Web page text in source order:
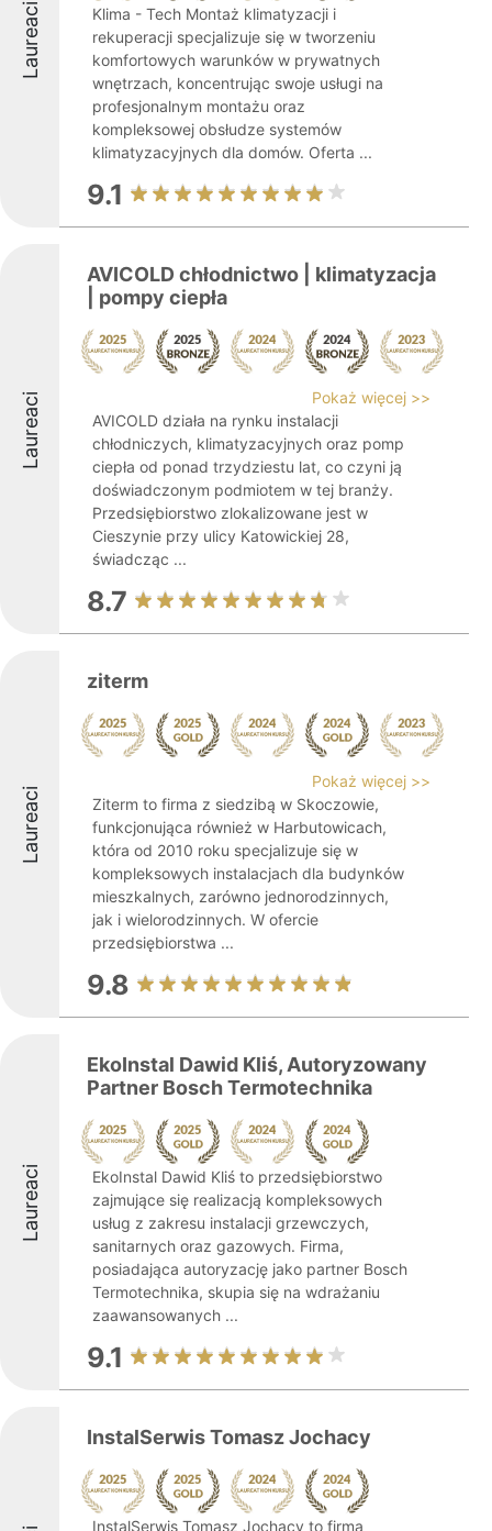
Laureaci
Klima - Tech Montaż klimatyzacji i
rekuperacji specjalizuje się w tworzeniu
komfortowych warunków w prywatnych
wnętrzach, koncentrując swoje usługi na
profesjonalnym montażu oraz
kompleksowej obsłudze systemów
klimatyzacyjnych dla domów. Oferta ...
9.1
Laureaci
AVICOLD chłodnictwo | klimatyzacja
| pompy ciepła
Pokaż więcej >>
AVICOLD działa na rynku instalacji
chłodniczych, klimatyzacyjnych oraz pomp
ciepła od ponad trzydziestu lat, co czyni ją
doświadczonym podmiotem w tej branży.
Przedsiębiorstwo zlokalizowane jest w
Cieszynie przy ulicy Katowickiej 28,
świadcząc ...
8.7
Laureaci
ziterm
Pokaż więcej >>
Ziterm to firma z siedzibą w Skoczowie,
funkcjonująca również w Harbutowicach,
która od 2010 roku specjalizuje się w
kompleksowych instalacjach dla budynków
mieszkalnych, zarówno jednorodzinnych,
jak i wielorodzinnych. W ofercie
przedsiębiorstwa ...
9.8
Laureaci
EkoInstal Dawid Kliś, Autoryzowany
Partner Bosch Termotechnika
EkoInstal Dawid Kliś to przedsiębiorstwo
zajmujące się realizacją kompleksowych
usług z zakresu instalacji grzewczych,
sanitarnych oraz gazowych. Firma,
posiadająca autoryzację jako partner Bosch
Termotechnika, skupia się na wdrażaniu
zaawansowanych ...
9.1
InstalSerwis Tomasz Jochacy
InstalSerwis Tomasz Jochacy to firma